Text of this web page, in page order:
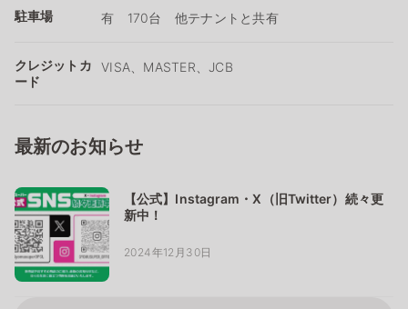
駐車場 有 170台 他テナントと共有
クレジットカ
ード
VISA、MASTER、JCB
最新のお知らせ
【公式】Instagram・X（旧Twitter）続々更
新中！
2024年12月30日